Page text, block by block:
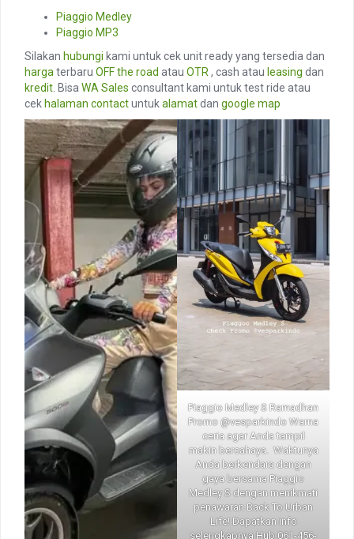
Piaggio Medley
Piaggio MP3
Silakan hubungi kami untuk cek unit ready yang tersedia dan
harga terbaru OFF the road atau OTR , cash atau leasing dan
kredit . Bisa WA Sales consultant kami untuk test ride atau
cek halaman contactuntukalamatdan google map
Piaggio Medley S Ramadhan
Promo @vesparkindo Warna
ceria agar Anda tampil
makin bercahaya. ️ Waktunya
Anda berkendara dengan
gaya bersama Piaggio
Medley S dengan menikmati
penawaran Back To Urban
Life! Dapatkan info
selengkapnya Hub 061-456-